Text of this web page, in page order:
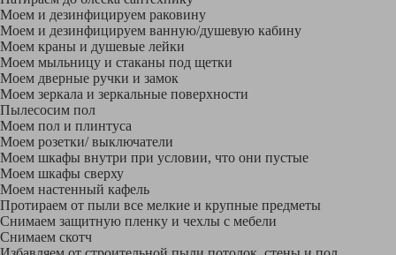
Моем и дезинфицируем раковину
Моем и дезинфицируем ванную/душевую кабину
Моем краны и душевые лейки
Моем мыльницу и стаканы под щетки
Моем дверные ручки и замок
Моем зеркала и зеркальные поверхности
Пылесосим пол
Моем пол и плинтуса
Моем розетки/ выключатели
Моем шкафы внутри при условии, что они пустые
Моем шкафы сверху
Моем настенный кафель
Протираем от пыли все мелкие и крупные предметы
Снимаем защитную пленку и чехлы с мебели
Снимаем скотч